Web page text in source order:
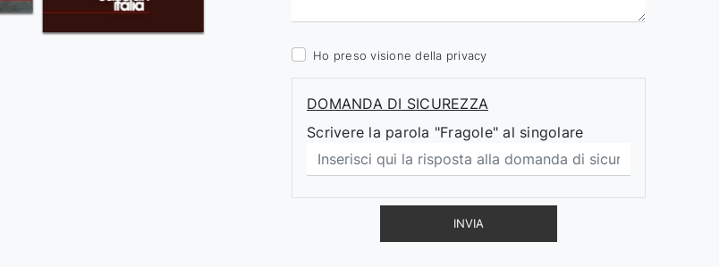
Ho preso visione della privacy
DOMANDA DI SICUREZZA
Scrivere la parola "Fragole" al singolare
INVIA